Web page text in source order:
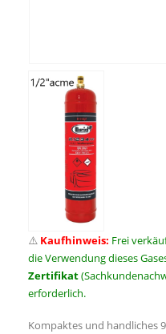
⚠️ Kaufhinweis: Frei
die Verwendung dieses
Zertifikat
erforderlich.
Kompaktes und handliches